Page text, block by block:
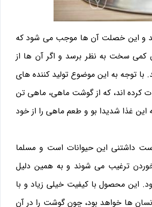
و این خصلت آن ها موجب می شود که
کمی سخت به نظر برسد و اگر آن ها از
با توجه به این موضوع تولید کننده های
کرده اند، که از گوشت ماهی، ماهی تن
غذا شدیدا بو و طعم ماهی را از خود
داشتنی این حیوانات است و مسلما
ترغیب می شوند و به همین دلیل
این محصول با کیفیت خیلی زیاد و با
ها خواهد بود، چون گوشت را در آن